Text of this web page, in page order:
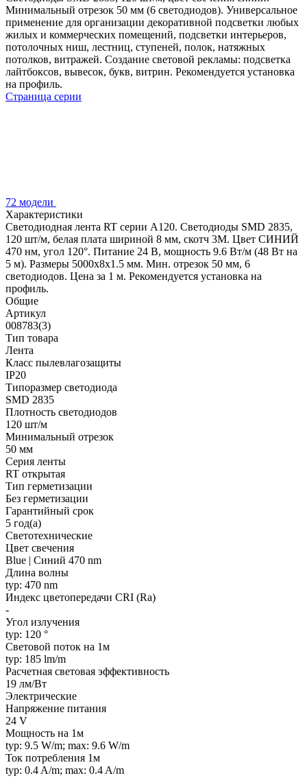
Минимальный отрезок 50 мм (6 светодиодов). Универсальное
применение для организации декоративной подсветки любых
жилых и коммерческих помещений, подсветки интерьеров,
потолочных ниш, лестниц, ступеней, полок, натяжных
потолков, витражей. Создание световой рекламы: подсветка
лайтбоксов, вывесок, букв, витрин. Рекомендуется установка
на профиль.
Страница серии
72 модели
Характеристики
Светодиодная лента RT серии A120. Светодиоды SMD 2835,
120 шт/м, белая плата шириной 8 мм, скотч 3M. Цвет СИНИЙ
470 нм, угол 120°. Питание 24 В, мощность 9.6 Вт/м (48 Вт на
5 м). Размеры 5000x8x1.5 мм. Мин. отрезок 50 мм, 6
светодиодов. Цена за 1 м. Рекомендуется установка на
профиль.
Общие
Артикул
008783(3)
Тип товара
Лента
Класс пылевлагозащиты
IP20
Типоразмер светодиода
SMD 2835
Плотность светодиодов
120 шт/м
Минимальный отрезок
50 мм
Серия ленты
RT открытая
Тип герметизации
Без герметизации
Гарантийный срок
5 год(а)
Светотехнические
Цвет свечения
Blue | Синий 470 nm
Длина волны
typ: 470 nm
Индекс цветопередачи CRI (Ra)
-
Угол излучения
typ: 120 °
Световой поток на 1м
typ: 185 lm/m
Расчетная световая эффективность
19 лм/Вт
Электрические
Напряжение питания
24 V
Мощность на 1м
typ: 9.5 W/m; max: 9.6 W/m
Ток потребления 1м
typ: 0.4 A/m; max: 0.4 A/m